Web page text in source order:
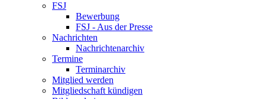
FSJ
Bewerbung
FSJ - Aus der Presse
Nachrichten
Nachrichtenarchiv
Termine
Terminarchiv
Mitglied werden
Mitgliedschaft kündigen